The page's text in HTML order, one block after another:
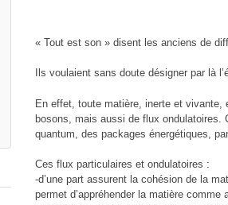
« Tout est son » disent les anciens de
Ils voulaient sans doute désigner par là
En effet, toute matière, inerte et vivante,
bosons, mais aussi de flux ondulatoires.
quantum, des packages énergétiques,
Ces flux particulaires et ondulatoires :
-d’une part assurent la cohésion de la
permet d’appréhender la matière